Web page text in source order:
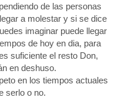
de las personas
a molestar y si se dice
imaginar puede llegar
de hoy en dia, para
suficiente el resto Don,
en deshuso.
en los tiempos actuales
serlo o no.